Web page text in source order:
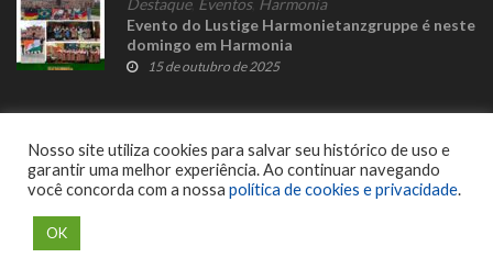
Destaque, Eventos, Harmonia
Evento do Lustige Harmonietanzgruppe é neste
domingo em Harmonia
15 de outubro de 2025
Nosso site utiliza cookies para salvar seu histórico de uso e
garantir uma melhor experiência. Ao continuar navegando
você concorda com a nossa política de cookies e privacidade.
OK